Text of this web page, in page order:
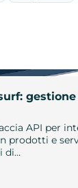
API per
prodotti e
di…